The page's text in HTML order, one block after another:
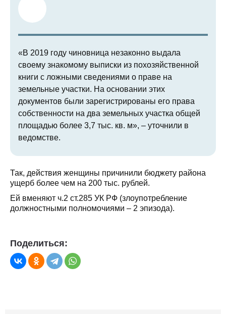
«В 2019 году чиновница незаконно выдала
своему знакомому выписки из похозяйственной
книги с ложными сведениями о праве на
земельные участки. На основании этих
документов были зарегистрированы его права
собственности на два земельных участка общей
площадью более 3,7 тыс. кв. м», – уточнили в
ведомстве.
Так, действия женщины причинили бюджету района
ущерб более чем на 200 тыс. рублей.
Ей вменяют ч.2 ст.285 УК РФ (злоупотребление
должностными полномочиями – 2 эпизода).
Поделиться: